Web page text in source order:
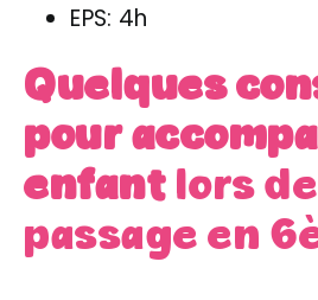
EPS: 4h
Quelques
pour
enfant lors
passage en